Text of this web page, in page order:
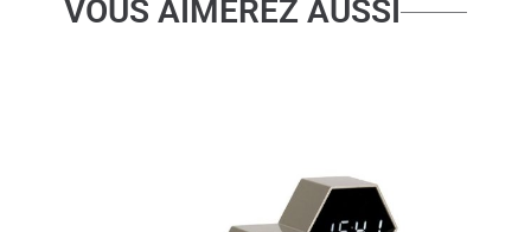
VOUS AIMEREZ AUSSI